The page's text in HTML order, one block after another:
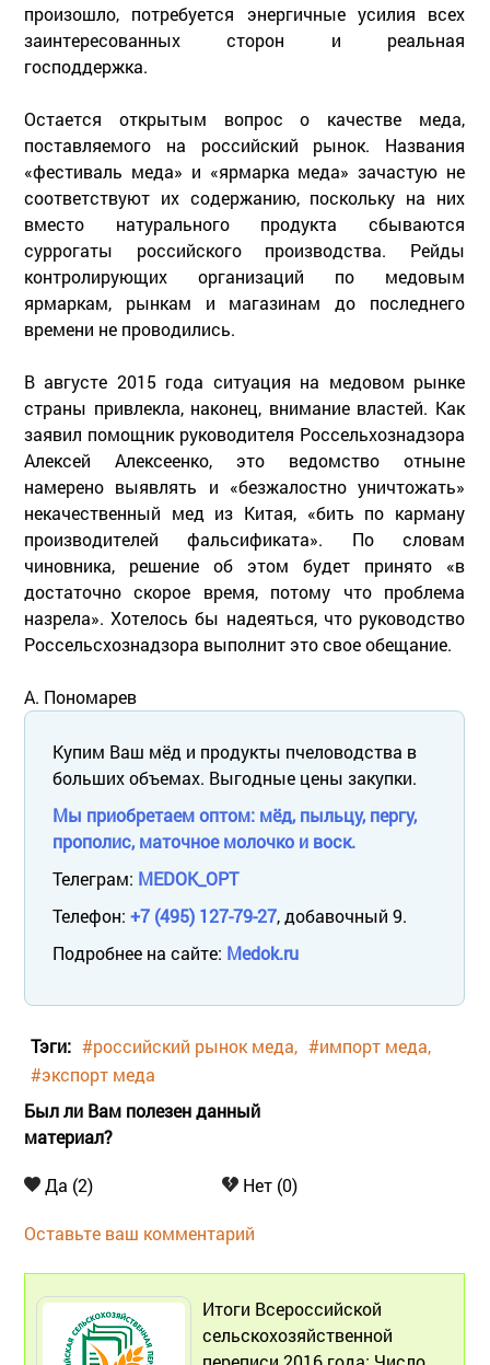
произошло, потребуется энергичные усилия всех
заинтересованных сторон и реальная
господдержка.
Остается открытым вопрос о качестве меда,
поставляемого на российский рынок. Названия
«фестиваль меда» и «ярмарка меда» зачастую не
соответствуют их содержанию, поскольку на них
вместо натурального продукта сбываются
суррогаты российского производства. Рейды
контролирующих организаций по медовым
ярмаркам, рынкам и магазинам до последнего
времени не проводились.
В августе 2015 года ситуация на медовом рынке
страны привлекла, наконец, внимание властей. Как
заявил помощник руководителя Россельхознадзора
Алексей Алексеенко, это ведомство отныне
намерено выявлять и «безжалостно уничтожать»
некачественный мед из Китая, «бить по карману
производителей фальсификата». По словам
чиновника, решение об этом будет принято «в
достаточно скорое время, потому что проблема
назрела». Хотелось бы надеяться, что руководство
Россельсхознадзора выполнит это свое обещание.
А. Пономарев
Купим Ваш мёд и продукты пчеловодства в
больших объемах. Выгодные цены закупки.
Мы приобретаем оптом: мёд, пыльцу, пергу,
прополис, маточное молочко и воск.
Телеграм: MEDOK_OPT
Телефон: +7 (495) 127-79-27, добавочный 9.
Подробнее на сайте: Medok.ru
Тэги: #российский рынок меда
#импорт меда
#экспорт меда
Был ли Вам полезен данный
материал?
Да (2) Нет (0)
Оставьте ваш комментарий
Итоги Всероссийской
сельскохозяйственной